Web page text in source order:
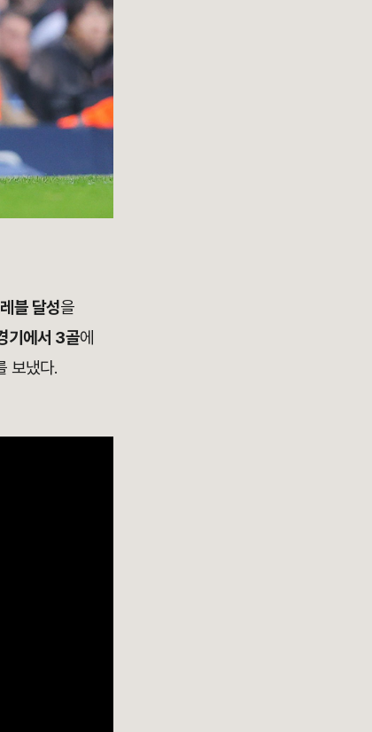
블 달성을
기에서 3골에
보냈다.